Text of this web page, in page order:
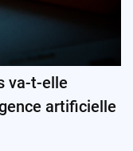
va-t-elle
artificielle